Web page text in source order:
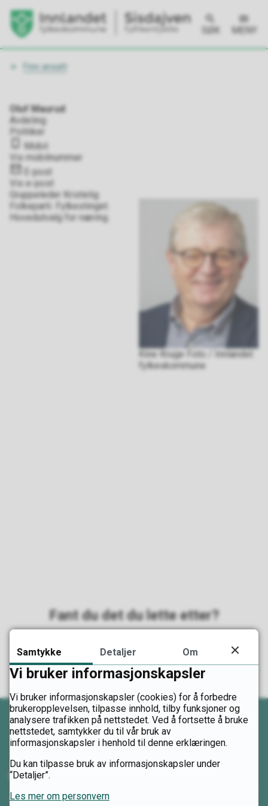
SØK MENY
Du
Finn ansatt
Oluf Maurud
Avdeling
Politiker
Mobil
Vis mobilnummer
E-post
Vis e-post
Kine Kruge Foto / Innlandet
fylkeskommune
Gruppeleder Kristelig
Folkeparti. Fylkestinget.
Hovedutvalg for næring.
Fant du det du lette etter?
Ja
Kontakt oss
Samtykke Detaljer Om
Vi bruker informasjonskapsler
Vi bruker informasjonskapsler (cookies) for å forbedre
brukeropplevelsen, tilpasse innhold, tilby funksjoner og
analysere trafikken på nettstedet. Ved å fortsette å bruke
nettstedet, samtykker du til vår bruk av
informasjonskapsler i henhold til denne erklæringen.
Du kan tilpasse bruk av informasjonskapsler under
“Detaljer”.
Les mer om personvern